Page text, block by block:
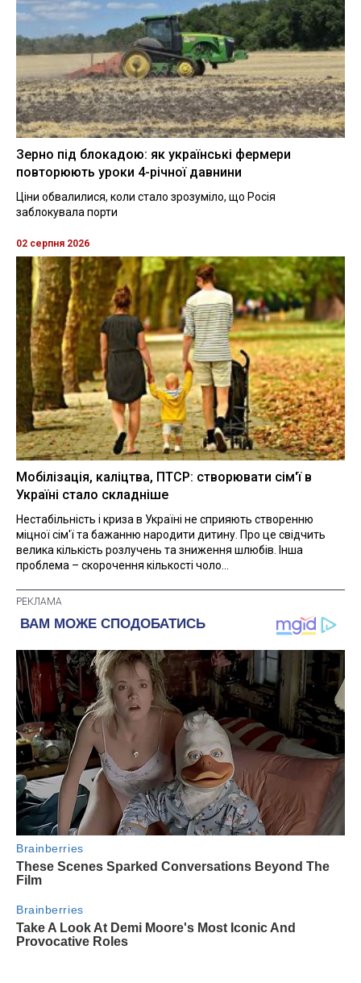
Зерно під блокадою: як українські фермери
повторюють уроки 4-річної давнини
Ціни обвалилися, коли стало зрозуміло, що Росія
заблокувала порти
02 серпня 2026
Мобілізація, каліцтва, ПТСР: створювати сім'ї в
Україні стало складніше
Нестабільність і криза в Україні не сприяють створенню
міцної сім'ї та бажанню народити дитину. Про це свідчить
велика кількість розлучень та зниження шлюбів. Інша
проблема – скорочення кількості чоло...